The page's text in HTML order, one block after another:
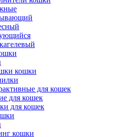
кошки
для кошек
для кошек
для кошек
кошки